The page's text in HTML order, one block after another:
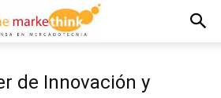
de Innovación y